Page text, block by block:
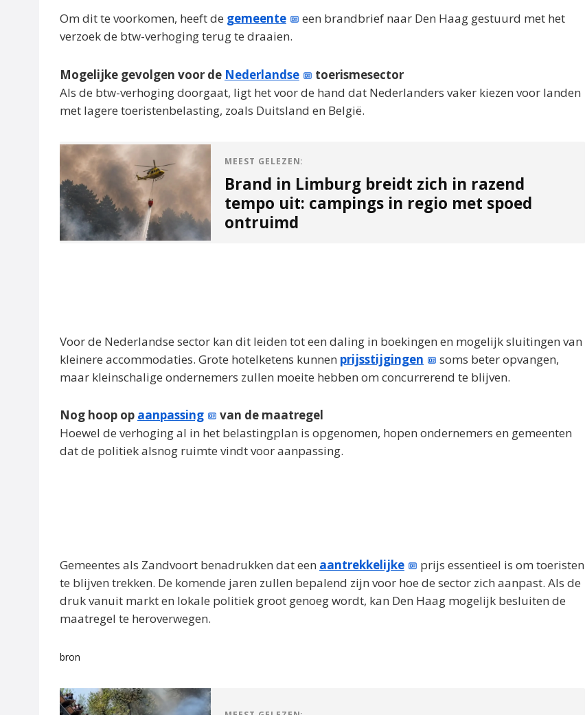
Om dit te voorkomen, heeft de gemeente
een brandbrief naar Den Haag gestuurd met het
verzoek de btw-verhoging terug te draaien.
Mogelijke gevolgen voor de Nederlandse
toerismesector
Als de btw-verhoging doorgaat, ligt het voor de hand dat Nederlanders vaker kiezen voor landen
met lagere toeristenbelasting, zoals Duitsland en België.
MEEST GELEZEN:
Brand in Limburg breidt zich in razend
tempo uit: campings in regio met spoed
ontruimd
Voor de Nederlandse sector kan dit leiden tot een daling in boekingen en mogelijk sluitingen van
kleinere accommodaties. Grote hotelketens kunnen prijsstijgingen
soms beter opvangen,
maar kleinschalige ondernemers zullen moeite hebben om concurrerend te blijven.
Nog hoop op aanpassing
van de maatregel
Hoewel de verhoging al in het belastingplan is opgenomen, hopen ondernemers en gemeenten
dat de politiek alsnog ruimte vindt voor aanpassing.
Gemeentes als Zandvoort benadrukken dat een aantrekkelijke
prijs essentieel is om toeristen
te blijven trekken. De komende jaren zullen bepalend zijn voor hoe de sector zich aanpast. Als de
druk vanuit markt en lokale politiek groot genoeg wordt, kan Den Haag mogelijk besluiten de
maatregel te heroverwegen.
bron